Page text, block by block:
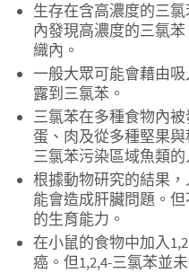
生存在含高濃度的三
內發現高濃度的三氯
織內。
一般大眾可能會藉由
露到三氯苯。
三氯苯在多種食物內
蛋、肉及從多種堅果
三氯苯污染區域魚類
根據動物研究的結果
能會造成肝臟問題。
的生育能力。
在小鼠的食物中加入
癌。但1,2,4-三氯苯並